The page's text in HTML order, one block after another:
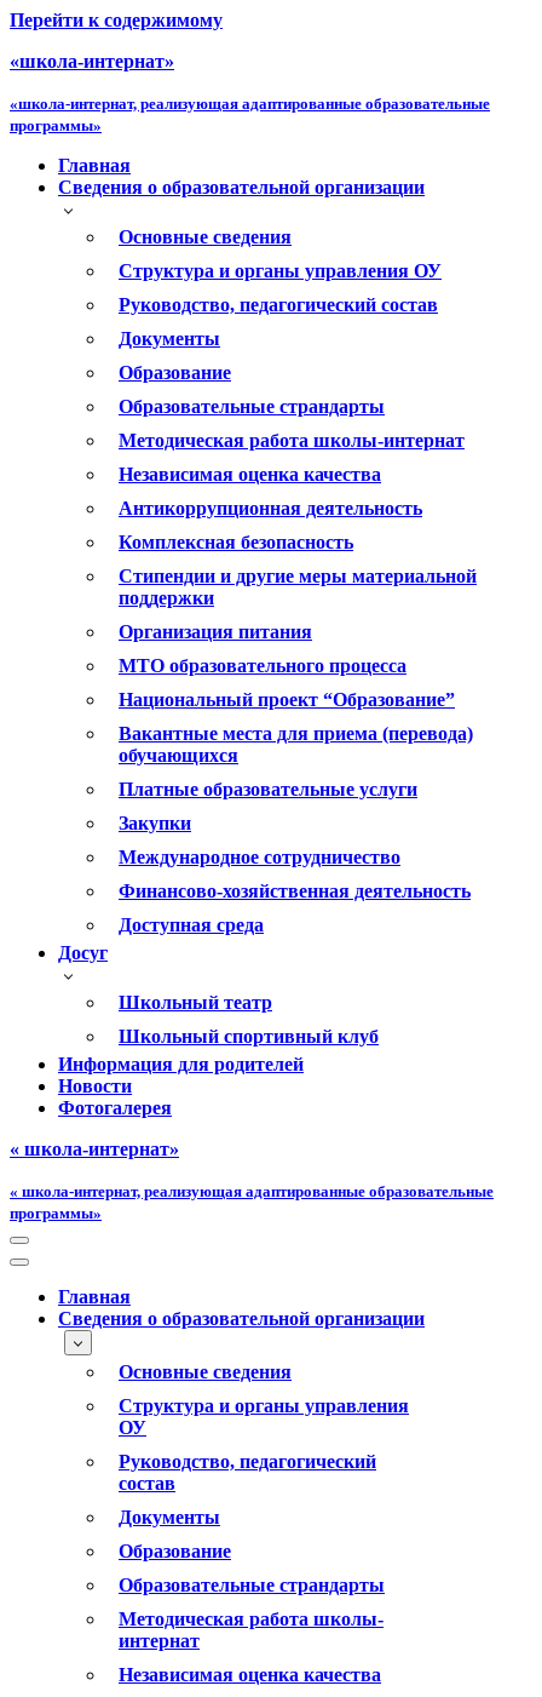
Перейти к содержимому
«школа-интернат»
«школа-интернат, реализующая адаптированные образовательные
программы»
Главная
Сведения о образовательной организации
Основные сведения
Структура и органы управления ОУ
Руководство, педагогический состав
Документы
Образование
Образовательные страндарты
Методическая работа школы-интернат
Независимая оценка качества
Антикоррупционная деятельность
Комплексная безопасность
Стипендии и другие меры материальной
поддержки
Организация питания
МТО образовательного процесса
Национальный проект “Образование”
Вакантные места для приема (перевода)
обучающихся
Платные образовательные услуги
Закупки
Международное сотрудничество
Финансово-хозяйственная деятельность
Доступная среда
Досуг
Школьный театр
Школьный спортивный клуб
Информация для родителей
Новости
Фотогалерея
« школа-интернат»
« школа-интернат, реализующая адаптированные образовательные
программы»
Меню
навигации
Меню
навигацииГлавная
Сведения о образовательной организации
Основные сведения
Структура и органы управления
ОУ
Руководство, педагогический
состав
Документы
Образование
Образовательные страндарты
Методическая работа школы-
интернат
Независимая оценка качества